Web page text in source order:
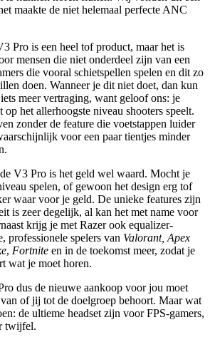
maakte de niet helemaal perfecte ANC
Pro is een heel tof product, maar het is
mensen die niet onderdeel zijn van een
die vooral schietspellen spelen en dit zo
doen. Wanneer je dit niet doet, dan kun
meer vertraging, want geloof ons: je
het allerhoogste niveau shooters speelt.
zonder de feature die voetstappen luider
voor een paar tientjes minder
V3 Pro is het geld wel waard. Mocht je
spelen, of gewoon het design erg tof
waar voor je geld. De unieke features zijn
is zeer degelijk, al kan het met name voor
krijg je met Razer ook equalizer-
professionele spelers van Valorant, Apex
, Fortnite en in de toekomst meer, zodat je
wat je moet horen.
dus de nieuwe aankoop voor jou moet
of jij tot de doelgroep behoort. Maar wat
de ultieme headset zijn voor FPS-gamers,
twijfel.